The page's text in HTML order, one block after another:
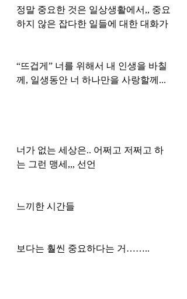
정말 중요한 것은 일상생활에서,, 중요
하지 않은 잡다한 일들에 대한 대화가
“뜨겁게” 너를 위해서 내 인생을 바칠
께, 일생동안 너 하나만을 사랑할께...
너가 없는 세상은.. 어쩌고 저쩌고 하
는 그런 맹세,,, 선언
느끼한 시간들
보다는 훨씬 중요하다는 거……..